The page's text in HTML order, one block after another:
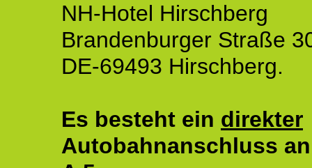
NH-Hotel Hirschberg
Brandenburger Straße
DE-69493 Hirschberg.
Es besteht ein direkter
Autobahnanschluss